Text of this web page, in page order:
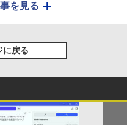
を見る
に戻る